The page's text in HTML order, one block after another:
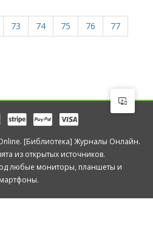
73 74 75 76
77
[Библиотека] Журналы Онлайн.
из открытых источников.
любые мониторы, планшеты и